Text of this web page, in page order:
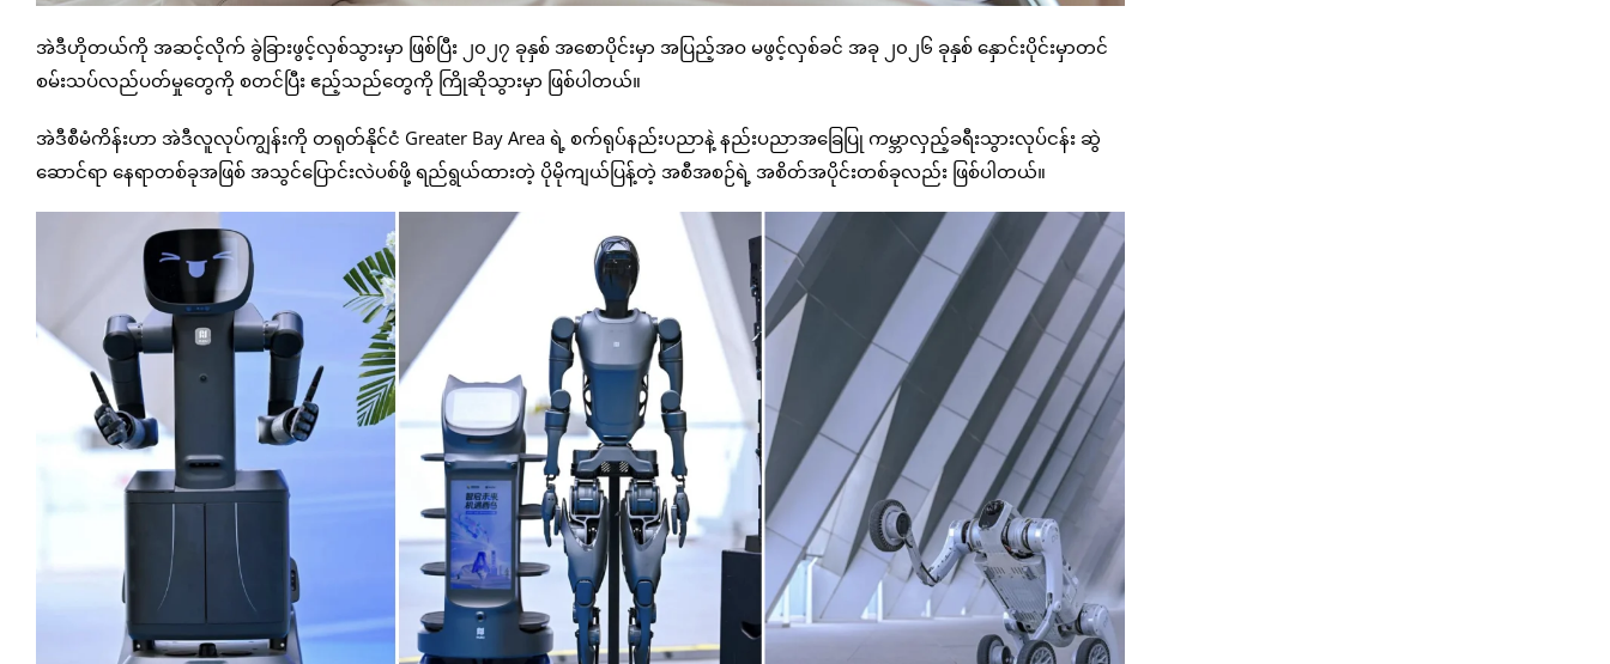
အဲဒီဟိုတယ်ကို အဆင့်လိုက် ခွဲခြားဖွင့်လှစ်သွားမှာ ဖြစ်ပြီး ၂၀၂၇ ခုနှစ် အစောပိုင်းမှာ အပြည့်အဝ မဖွင့်လှစ်ခင် အခု ၂၀၂၆ ခုနှစ် နှောင်းပိုင်းမှာတင်
စမ်းသပ်လည်ပတ်မှုတွေကို စတင်ပြီး ဧည့်သည်တွေကို ကြိုဆိုသွားမှာ ဖြစ်ပါတယ်။
အဲဒီစီမံကိန်းဟာ အဲဒီလူလုပ်ကျွန်းကို တရုတ်နိုင်ငံ Greater Bay Area ရဲ့ စက်ရုပ်နည်းပညာနဲ့ နည်းပညာအခြေပြု ကမ္ဘာလှည့်ခရီးသွားလုပ်ငန်း ဆွဲ
ဆောင်ရာ နေရာတစ်ခုအဖြစ် အသွင်ပြောင်းလဲပစ်ဖို့ ရည်ရွယ်ထားတဲ့ ပိုမိုကျယ်ပြန့်တဲ့ အစီအစဉ်ရဲ့ အစိတ်အပိုင်းတစ်ခုလည်း ဖြစ်ပါတယ်။